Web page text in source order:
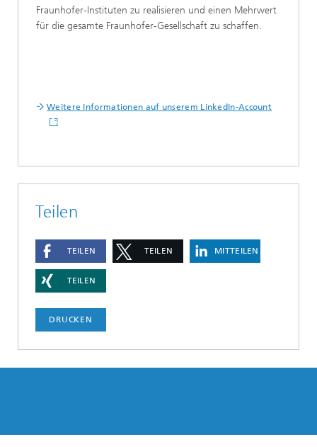
Fraunhofer-Instituten zu realisieren und einen Mehrwert
für die gesamte Fraunhofer-Gesellschaft zu schaffen.
Weitere Informationen auf unserem LinkedIn-Account
Teilen
TEILEN TEILEN MITTEILEN
TEILEN
DRUCKEN